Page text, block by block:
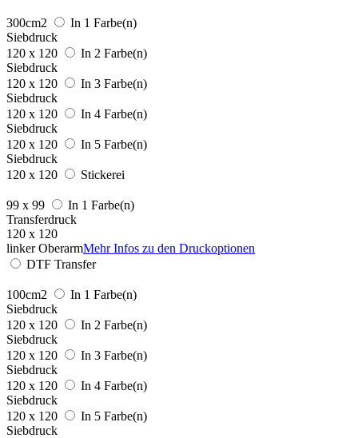
300cm2
In 1 Farbe(n)
Siebdruck
120 x 120
In 2 Farbe(n)
Siebdruck
120 x 120
In 3 Farbe(n)
Siebdruck
120 x 120
In 4 Farbe(n)
Siebdruck
120 x 120
In 5 Farbe(n)
Siebdruck
120 x 120
Stickerei
99 x 99
In 1 Farbe(n)
Transferdruck
120 x 120
linker OberarmMehr Infos zu den Druckoptionen
DTF Transfer
100cm2
In 1 Farbe(n)
Siebdruck
120 x 120
In 2 Farbe(n)
Siebdruck
120 x 120
In 3 Farbe(n)
Siebdruck
120 x 120
In 4 Farbe(n)
Siebdruck
120 x 120
In 5 Farbe(n)
Siebdruck